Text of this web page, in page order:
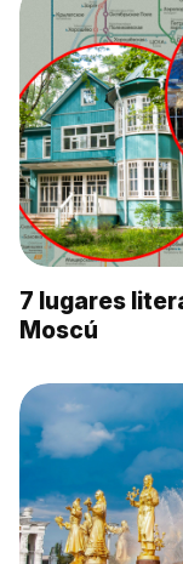
7 lugares
Moscú